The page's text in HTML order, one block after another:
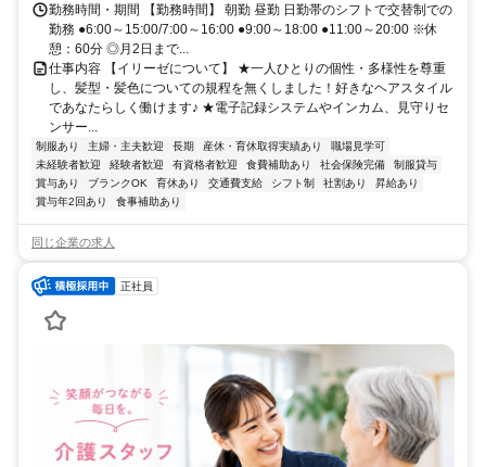
勤務時間・期間 【勤務時間】 朝勤 昼勤 日勤帯のシフトで交替制での
勤務 ●6:00～15:00/7:00～16:00 ●9:00～18:00 ●11:00～20:00 ※休
憩：60分 ◎月2日まで...
仕事内容 【イリーゼについて】 ★一人ひとりの個性・多様性を尊重
し、髪型・髪色についての規程を無くしました！好きなヘアスタイル
であなたらしく働けます♪ ★電子記録システムやインカム、見守りセ
ンサー...
制服あり 主婦・主夫歓迎 長期 産休・育休取得実績あり
職場見学可
未経験者歓迎
経験者歓迎 有資格者歓迎 食費補助あり 社会保険完備
制服貸与
賞与あり
ブランクOK 育休あり 交通費支給 シフト制 社割あり
昇給あり
賞与年2回あり
食事補助あり
同じ企業の求人
正社員